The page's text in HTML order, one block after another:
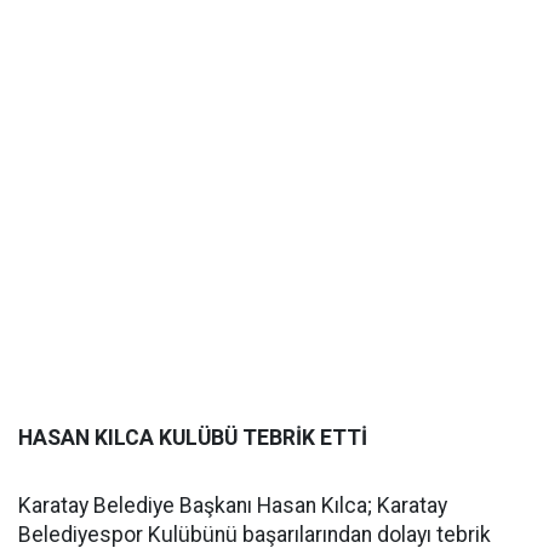
HASAN KILCA KULÜBÜ TEBRİK ETTİ
Karatay Belediye Başkanı Hasan Kılca; Karatay
Belediyespor Kulübünü başarılarından dolayı tebrik